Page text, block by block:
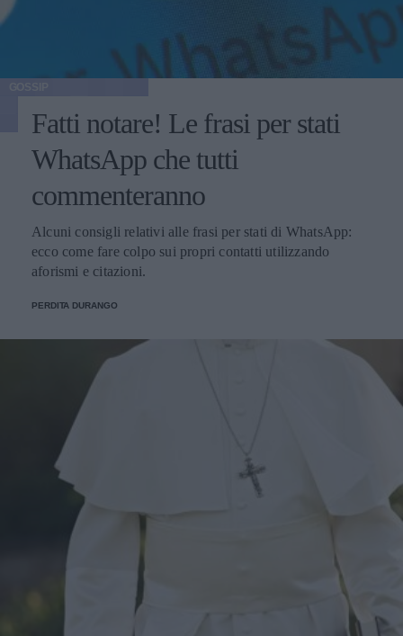
Fatti notare! Le frasi per stati
WhatsApp che tutti
commenteranno
Alcuni consigli relativi alle frasi per stati di WhatsApp:
ecco come fare colpo sui propri contatti utilizzando
aforismi e citazioni.
PERDITA DURANGO